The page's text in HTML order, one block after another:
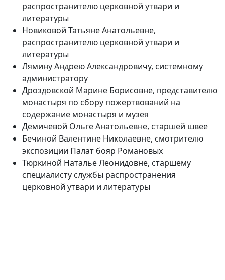
распространителю церковной утвари и
литературы
Новиковой Татьяне Анатольевне,
распространителю церковной утвари и
литературы
Лямину Андрею Александровичу, системному
администратору
Дроздовской Марине Борисовне, представителю
монастыря по сбору пожертвований на
содержание монастыря и музея
Демичевой Ольге Анатольевне, старшей швее
Бечиной Валентине Николаевне, смотрителю
экспозиции Палат бояр Романовых
Тюркиной Наталье Леонидовне, старшему
специалисту службы распространения
церковной утвари и литературы